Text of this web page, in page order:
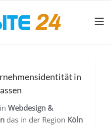
in
Webdesign &
das in der Region Köln